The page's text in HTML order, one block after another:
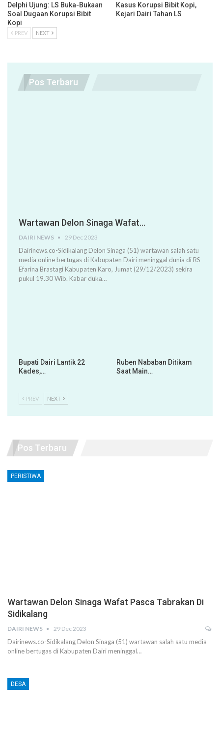
Delphi Ujung: LS Buka-Bukaan
Soal Dugaan Korupsi Bibit
Kopi
Kasus Korupsi Bibit Kopi,
Kejari Dairi Tahan LS
PREV NEXT
Pos Terbaru
Wartawan Delon Sinaga Wafat…
DAIRI NEWS 29 Dec 2023
Dairinews.co-Sidikalang Delon Sinaga (51) wartawan salah satu
media online bertugas di Kabupaten Dairi meninggal dunia di RS
Efarina Brastagi Kabupaten Karo, Jumat (29/12/2023) sekira
pukul 19.30 Wib. Kabar duka…
Bupati Dairi Lantik 22
Kades,…
Ruben Nababan Ditikam
Saat Main…
PREV NEXT
Pos Terbaru
PERISTIWA
Wartawan Delon Sinaga Wafat Pasca Tabrakan Di
Sidikalang
DAIRI NEWS 29 Dec 2023
Dairinews.co-Sidikalang Delon Sinaga (51) wartawan salah satu media
online bertugas di Kabupaten Dairi meninggal…
DESA